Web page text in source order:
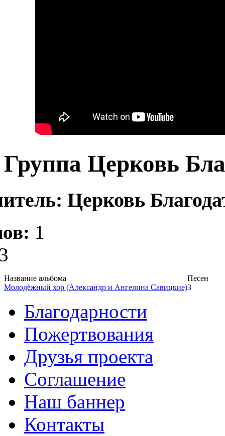
Группа Церковь
Церковь
1
Название альбома
Песен
Молодёжный хор (Александр и Ангелина Савицкие)3
Благодарности
Пожертвования
Друзья проекта
Соглашение
Наш баннер
Контакты